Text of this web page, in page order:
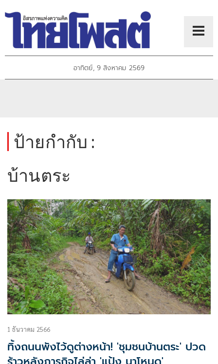
อาทิตย์, 9 สิงหาคม 2569
ป้ายกำกับ :
บ้านตระ
1 ธันวาคม 2566
ทิ้งถนนพังไว้ดูต่างหน้า! 'ชุมชนบ้านตระ' ปวด